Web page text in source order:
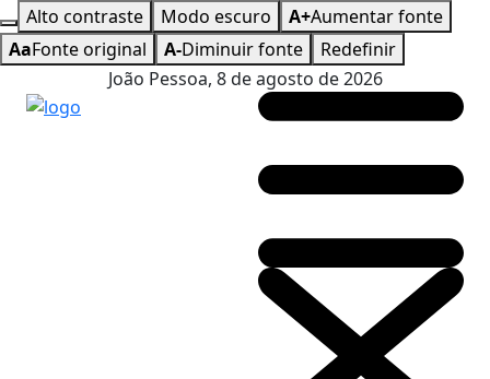
Alto contraste Modo escuro A+Aumentar fonte
AaFonte original A-Diminuir fonte
Redefinir
João Pessoa, 8 de agosto de 2026